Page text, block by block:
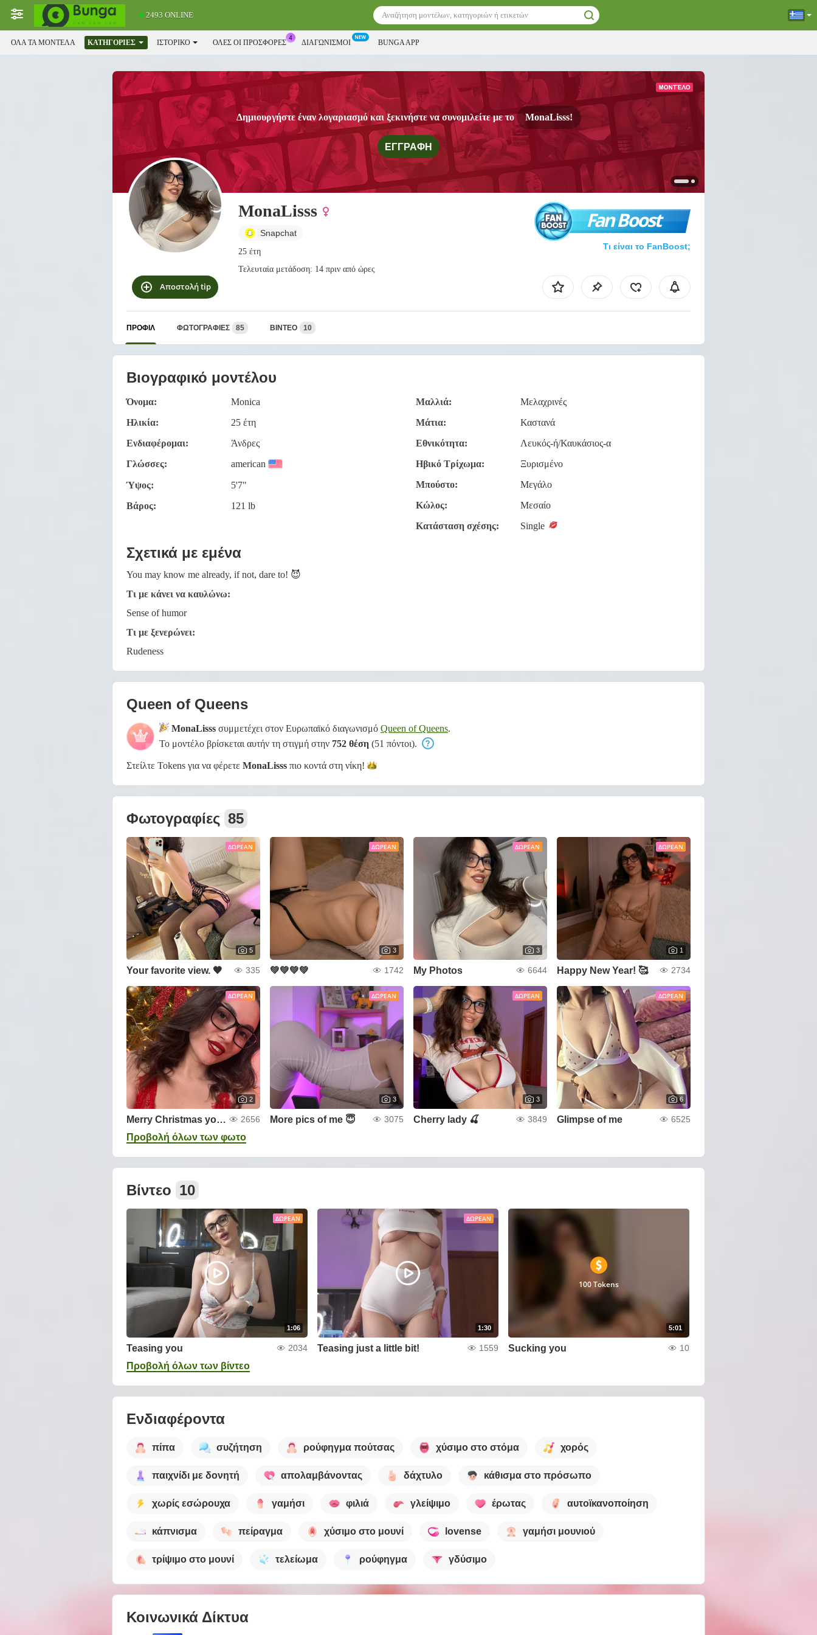
2493 ONLINE
ΌΛΑ ΤΑ ΜΟΝΤΈΛΑ ΚΑΤΗΓΟΡΊΕΣ ΙΣΤΟΡΙΚΌ ΟΛΕΣ ΟΙ ΠΡΟΣΦΟΡΕΣ ΔΙΑΓΩΝΙΣΜΟΊ BUNGA APP
Δημιουργήστε έναν λογαριασμό και ξεκινήστε να συνομιλείτε με το MonaLisss!
ΕΓΓΡΑΦΉ
MonaLisss
Snapchat
25 έτη
Τελευταία μετάδοση: 14 πριν από ώρες
Fan Boost
Τι είναι το FanBoost;
Αποστολή tip
ΠΡΟΦΊΛ ΦΩΤΟΓΡΑΦΊΕΣ 85 ΒΊΝΤΕΟ 10
Βιογραφικό μοντέλου
Όνομα:
Monica
Ηλικία:
25 έτη
Ενδιαφέρομαι:
Άνδρες
Γλώσσες:
american
Ύψος:
5'7"
Βάρος:
121 lb
Μαλλιά:
Μελαχρινές
Μάτια:
Καστανά
Εθνικότητα:
Λευκός-ή/Καυκάσιος-α
Ηβικό Τρίχωμα:
Ξυρισμένο
Μπούστο:
Μεγάλο
Κώλος:
Μεσαίο
Κατάσταση σχέσης:
Single
Σχετικά με εμένα
You may know me already, if not, dare to! 😈
Τι με κάνει να καυλώνω:
Sense of humor
Τι με ξενερώνει:
Rudeness
Queen of Queens
MonaLisss συμμετέχει στον Ευρωπαϊκό διαγωνισμό Queen of Queens.
Το μοντέλο βρίσκεται αυτήν τη στιγμή στην 752 θέση (51 πόντοι).
Στείλτε Tokens για να φέρετε MonaLisss πιο κοντά στη νίκη!
Φωτογραφίες 85
ΔΩΡΕΆΝ
5
Your favorite view. 🖤 335
ΔΩΡΕΆΝ
3
💚💚💚💚 1742
ΔΩΡΕΆΝ
3
My Photos 6644
ΔΩΡΕΆΝ
1
Happy New Year! 🥰 2734
ΔΩΡΕΆΝ
2
Merry Christmas you all 🫶🏻🎄🥰 2656
ΔΩΡΕΆΝ
3
More pics of me 😇 3075
ΔΩΡΕΆΝ
3
Cherry lady 🍒 3849
ΔΩΡΕΆΝ
6
Glimpse of me 6525
Προβολή όλων των φωτο
Βίντεο 10
ΔΩΡΕΆΝ
1:06
Teasing you 2034
ΔΩΡΕΆΝ
1:30
Teasing just a little bit! 1559
5:01
100 Tokens
Sucking you 10
Προβολή όλων των βίντεο
Ενδιαφέροντα
πίπα συζήτηση ρούφηγμα πούτσας χύσιμο στο στόμα χορός
παιχνίδι με δονητή απολαμβάνοντας δάχτυλο κάθισμα στο πρόσωπο
χωρίς εσώρουχα γαμήσι φιλιά γλείψιμο έρωτας αυτοϊκανοποίηση
κάπνισμα πείραγμα χύσιμο στο μουνί lovense γαμήσι μουνιού
τρίψιμο στο μουνί τελείωμα ρούφηγμα γδύσιμο
Κοινωνικά Δίκτυα